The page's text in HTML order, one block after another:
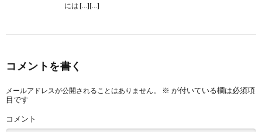
には […][…]
コメントを書く
メールアドレスが公開されることはありません。 ※ が付いている欄は必須項
目です
コメント